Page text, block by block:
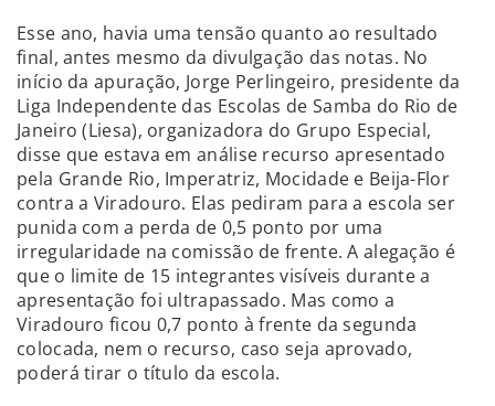
Esse ano, havia uma tensão quanto ao resultado
final, antes mesmo da divulgação das notas. No
início da apuração, Jorge Perlingeiro, presidente da
Liga Independente das Escolas de Samba do Rio de
Janeiro (Liesa), organizadora do Grupo Especial,
disse que estava em análise recurso apresentado
pela Grande Rio, Imperatriz, Mocidade e Beija-Flor
contra a Viradouro. Elas pediram para a escola ser
punida com a perda de 0,5 ponto por uma
irregularidade na comissão de frente. A alegação é
que o limite de 15 integrantes visíveis durante a
apresentação foi ultrapassado. Mas como a
Viradouro ficou 0,7 ponto à frente da segunda
colocada, nem o recurso, caso seja aprovado,
poderá tirar o título da escola.